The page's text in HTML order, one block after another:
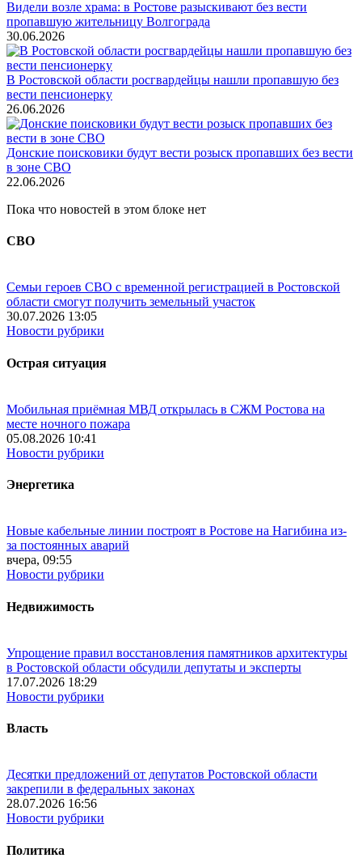
Видели возле храма: в Ростове разыскивают без вести
пропавшую жительницу Волгограда
30.06.2026
В Ростовской области росгвардейцы нашли пропавшую без
вести пенсионерку
26.06.2026
Донские поисковики будут вести розыск пропавших без вести
в зоне СВО
22.06.2026
Пока что новостей в этом блоке нет
СВО
Семьи героев СВО с временной регистрацией в Ростовской
области смогут получить земельный участок
30.07.2026 13:05
Новости рубрики
Острая ситуация
Мобильная приёмная МВД открылась в СЖМ Ростова на
месте ночного пожара
05.08.2026 10:41
Новости рубрики
Энергетика
Новые кабельные линии построят в Ростове на Нагибина из-
за постоянных аварий
вчера, 09:55
Новости рубрики
Недвижимость
Упрощение правил восстановления памятников архитектуры
в Ростовской области обсудили депутаты и эксперты
17.07.2026 18:29
Новости рубрики
Власть
Десятки предложений от депутатов Ростовской области
закрепили в федеральных законах
28.07.2026 16:56
Новости рубрики
Политика